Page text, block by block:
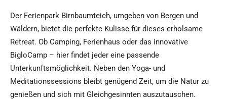
Der Ferienpark Birnbaumteich, umgeben von Bergen und
Wäldern, bietet die perfekte Kulisse für dieses erholsame
Retreat. Ob Camping, Ferienhaus oder das innovative
BigloCamp – hier findet jeder eine passende
Unterkunftsmöglichkeit. Neben den Yoga- und
Meditationssessions bleibt genügend Zeit, um die Natur zu
genießen und sich mit Gleichgesinnten auszutauschen.